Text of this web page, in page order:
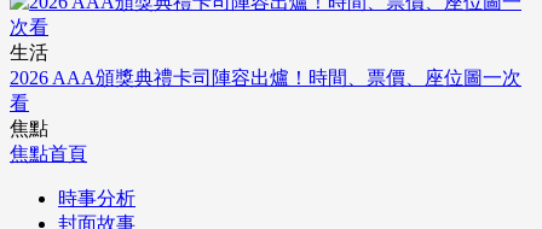
生活
2026 AAA頒獎典禮卡司陣容出爐！時間、票價、座位圖一次
看
焦點
焦點首頁
時事分析
封面故事